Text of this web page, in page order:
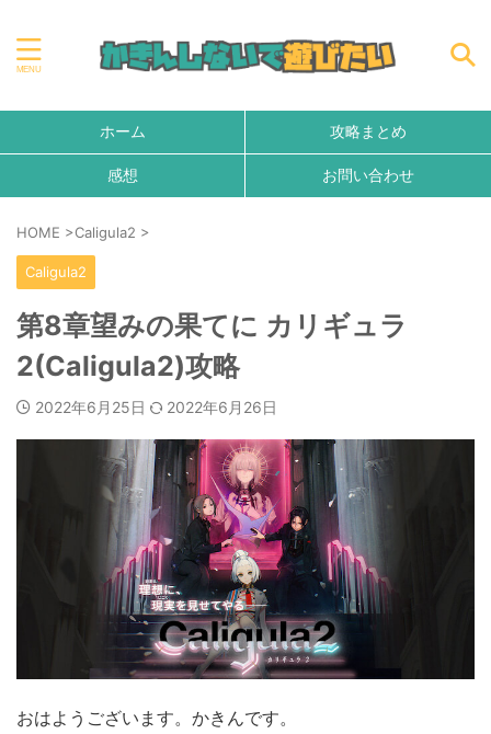
ホーム 攻略まとめ
感想 お問い合わせ
HOME >Caligula2 >
Caligula2
第8章望みの果てに カリギュラ
2(Caligula2)攻略
2022年6月25日 2022年6月26日
おはようございます。かきんです。